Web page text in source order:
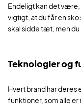
Endeligt kan det
vigtigt, at du får en
skal sidde tæt, men
Teknologier og
Hvert brand har
funktioner, som alle